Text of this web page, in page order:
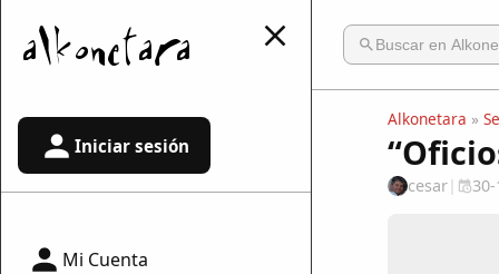
Iniciar sesión
Mi Cuenta
Alkonetara »
cesar|